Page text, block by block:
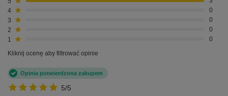
4
0
3
0
2
0
1
0
Kliknij ocenę aby filtrować opinie
5/5
Opinia potwierdzona zakupem